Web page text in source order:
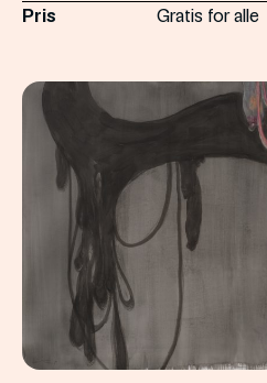
Pris
Gratis for alle